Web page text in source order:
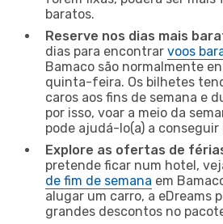
baratos.
Reserve nos dias mais
dias para encontrar voos
Bamaco são normalmente
quinta-feira. Os bilhetes
caros aos fins de semana e
por isso, voar a meio da
pode ajudá-lo(a) a
Explore as ofertas de
pretende ficar num hotel,
de fim de semana em
alugar um carro, a eDreams
grandes descontos no